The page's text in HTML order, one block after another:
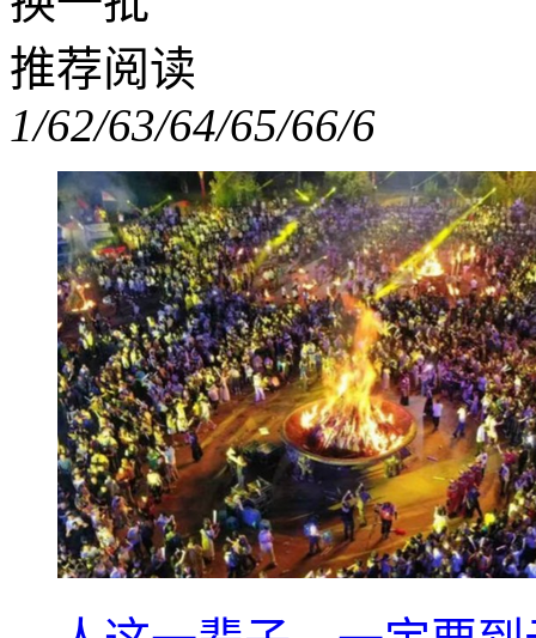
推荐阅读
1/62/63/64/65/66/6